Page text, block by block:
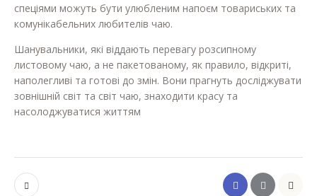
спеціями можуть бути улюбленим напоєм товариських та
комунікабельних любителів чаю.
Шанувальники, які віддають перевагу розсипному
листовому чаю, а не пакетованому, як правило, відкриті,
наполегливі та готові до змін. Вони прагнуть досліджувати
зовнішній світ та світ чаю, знаходити красу та
насолоджуватися життям